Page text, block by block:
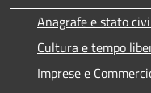
Anagrafe e stato
Cultura e tempo
Imprese e